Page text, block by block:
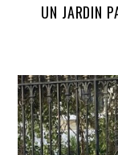
UN JARDIN